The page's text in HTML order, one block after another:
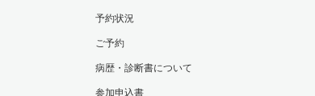
予約状況
ご予約
病歴・診断書について
参加申込書